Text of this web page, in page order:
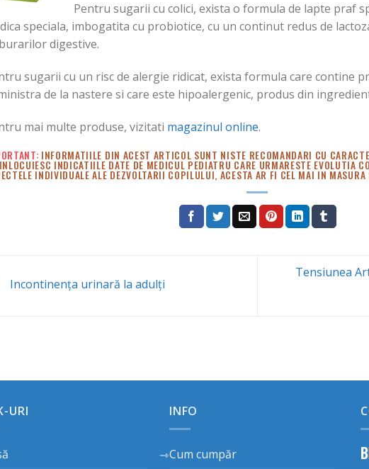
Pentru sugarii cu colici, exista o formula de lapte praf
speciala, imbogatita cu probiotice, cu un continut redus de
digestive.
sugarii cu un risc de alergie ridicat, exista formula care contine
de la nastere si care este hipoalergenic, produs din
mai multe produse, vizitati magazinul online.
INFORMATIILE DIN ACEST ARTICOL SUNT NISTE RECOMANDARI CU
INDICATIILE DATE DE MEDICUL PEDIATRU CARE URMARESTE EVOLUTIA
INDIVIDUALE ALE DEZVOLTARII COPILULUI, ACESTA AR FI CEL MAI IN MASURA
Incontinența urinară la adulți
Tensiunea
URI INFO
Cum cumpăr